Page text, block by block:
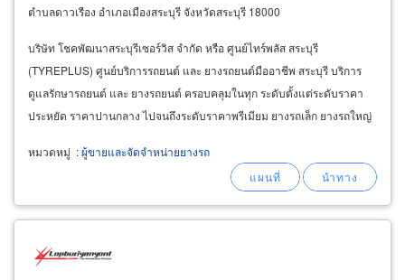
ตำบลดาวเรือง อำเภอเมืองสระบุรี จังหวัดสระบุรี 18000
บริษัท โชคพัฒนาสระบุรีเซอร์วิส จำกัด หรือ ศูนย์ไทร์พลัส สระบุรี
(TYREPLUS) ศูนย์บริการรถยนต์ และ ยางรถยนต์มืออาชีพ สระบุรี บริการ
ดูแลรักษารถยนต์ และ ยางรถยนต์ ครอบคลุมในทุก ระดับตั้งแต่ระดับราคา
ประหยัด ราคาปานกลาง ไปจนถึงระดับราคาพรีเมียม ยางรถเล็ก ยางรถใหญ่
หมวดหมู่ :ผู้ขายและจัดจำหน่ายยางรถ